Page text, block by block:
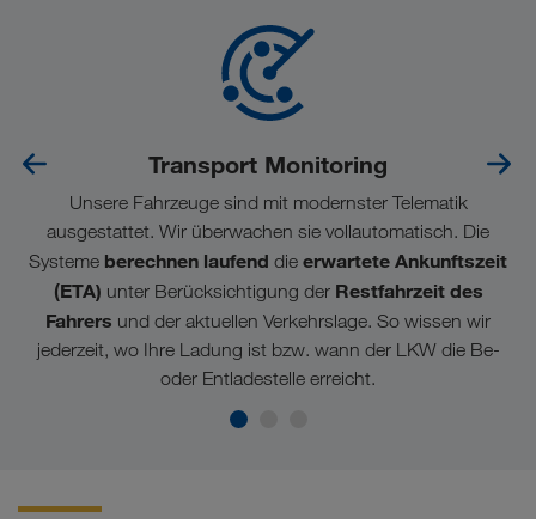
Transport Monitoring
Unsere Fahrzeuge sind mit modernster Telematik
ausgestattet. Wir überwachen sie vollautomatisch. Die
Systeme berechnen laufend die erwartete Ankunftszeit
(ETA) unter Berücksichtigung der Restfahrzeit des
Fahrers und der aktuellen Verkehrslage. So wissen wir
jederzeit, wo Ihre Ladung ist bzw. wann der LKW die Be-
oder Entladestelle erreicht.